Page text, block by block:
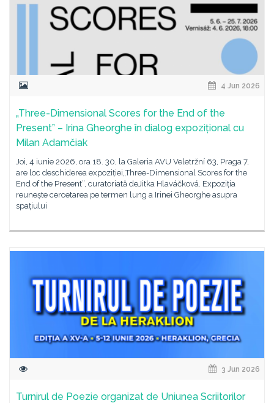
4 Jun 2026
„Three-Dimensional Scores for the End of the
Present” – Irina Gheorghe în dialog expozițional cu
Milan Adamčiak
Joi, 4 iunie 2026, ora 18. 30, la Galeria AVU Veletržní 63, Praga 7,
are loc deschiderea expoziției„Three-Dimensional Scores for the
End of the Present”, curatoriată deJitka Hlaváčková. Expoziția
reunește cercetarea pe termen lung a Irinei Gheorghe asupra
spațiului
3 Jun 2026
Turnirul de Poezie organizat de Uniunea Scriitorilor